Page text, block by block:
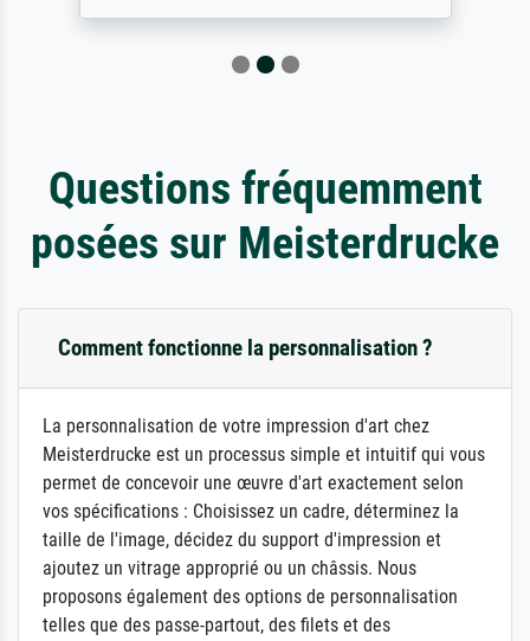
Questions fréquemment
posées sur Meisterdrucke
Comment fonctionne la personnalisation ?
La personnalisation de votre impression d'art chez
Meisterdrucke est un processus simple et intuitif qui vous
permet de concevoir une œuvre d'art exactement selon
vos spécifications : Choisissez un cadre, déterminez la
taille de l'image, décidez du support d'impression et
ajoutez un vitrage approprié ou un châssis. Nous
proposons également des options de personnalisation
telles que des passe-partout, des filets et des